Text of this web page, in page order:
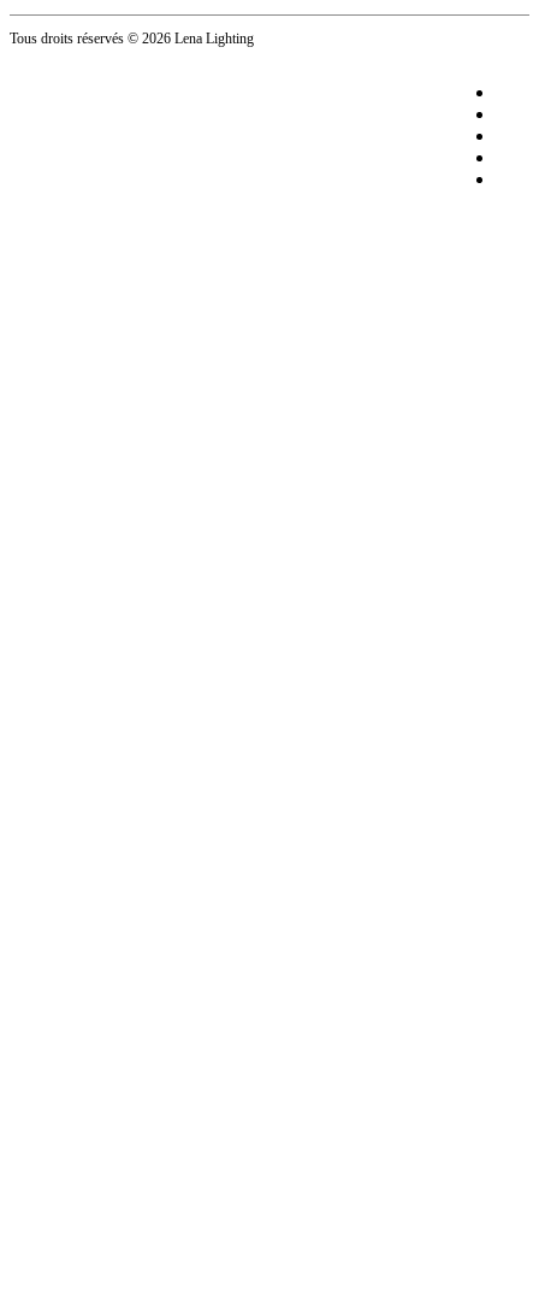
Tous droits réservés © 2026 Lena Lighting